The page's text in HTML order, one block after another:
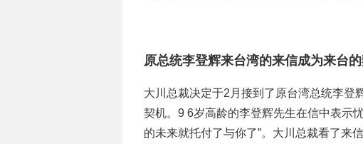
原总统李登辉来台湾的来信成为来台
大川总裁决定于2月接到了原台湾总统李登
契机。9 6岁高龄的李登辉先生在信中表示
的未来就托付了与你了”。大川总裁看了来